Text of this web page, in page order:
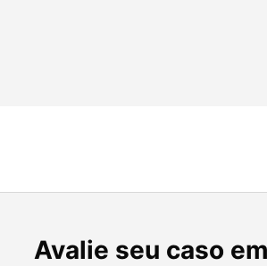
Avalie seu caso